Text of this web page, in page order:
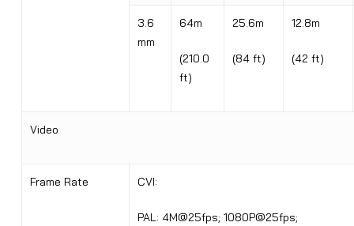
3.6
mm
64m
(210.0
ft)
25.6m
(84 ft)
12.8m
(42 ft)
Video
Frame Rate CVI:
PAL: 4M@25fps; 1080P@25fps;